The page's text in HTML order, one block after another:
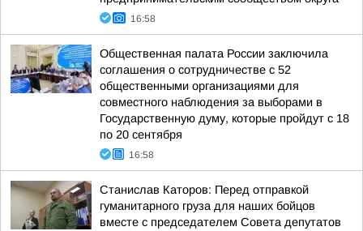
16:58
Общественная палата России заключила
соглашения о сотрудничестве с 52
общественными организациями для
совместного наблюдения за выборами в
Государственную думу, которые пройдут с 18
по 20 сентября
16:58
Станислав Каторов: Перед отправкой
гуманитарного груза для наших бойцов
вместе с председателем Совета депутатов